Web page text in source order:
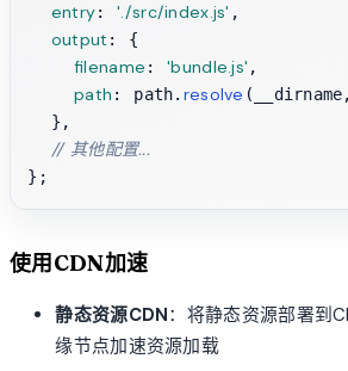
entry: './src/index.js' ,
output : {
filename : 'bundle.js' ,
path : path. resolve
  },
// 其他配置...
使用CDN加速
静态资源CDN：将静态资源部署到
缘节点加速资源加载